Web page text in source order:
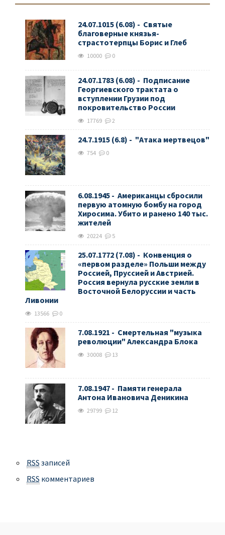
24.07.1015 (6.08) - Святые
благоверные князья-
страстотерпцы Борис и Глеб
10000 0
24.07.1783 (6.08) - Подписание
Георгиевского трактата о
вступлении Грузии под
покровительство России
17769 2
24.7.1915 (6.8) - "Атака мертвецов"
754 0
6.08.1945 - Американцы сбросили
первую атомную бомбу на город
Хиросима. Убито и ранено 140 тыс.
жителей
20224 5
25.07.1772 (7.08) - Конвенция о
«первом разделе» Польши между
Россией, Пруссией и Австрией.
Россия вернула русские земли в
Восточной Белоруссии и часть
Ливонии
13566 0
7.08.1921 - Смертельная "музыка
революции" Александра Блока
30008 13
7.08.1947 - Памяти генерала
Антона Ивановича Деникина
29799 12
RSS записей
RSS комментариев